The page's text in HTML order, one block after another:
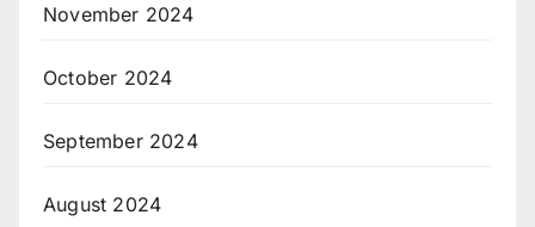
November 2024
October 2024
September 2024
August 2024